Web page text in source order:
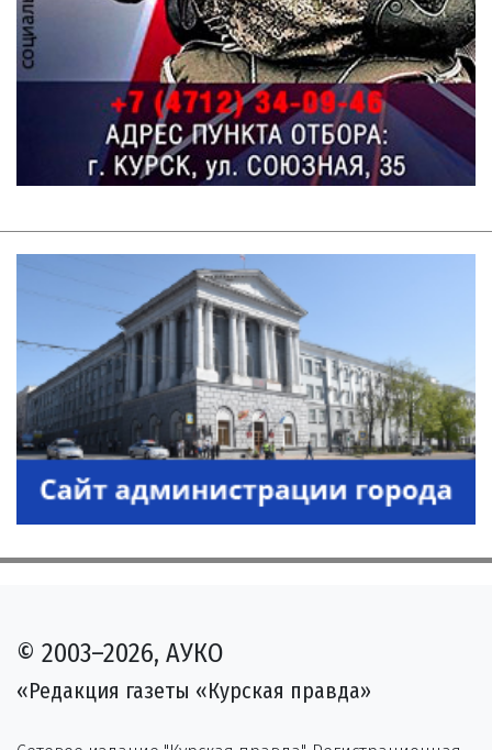
© 2003–2026, АУКО
«Редакция газеты «Курская правда»